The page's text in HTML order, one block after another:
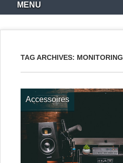
MENU
TAG ARCHIVES: MONITORING
Accessoires